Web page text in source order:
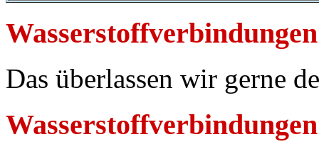
Das überlassen wir gerne